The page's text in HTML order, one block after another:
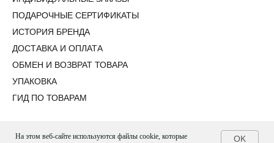
На этом веб-сайте используются файлы cookie, которые OK
ПОДАРОЧНЫЕ СЕРТИФИКАТЫ
ИСТОРИЯ БРЕНДА
ДОСТАВКА И ОПЛАТА
ОБМЕН И ВОЗВРАТ ТОВАРА
УПАКОВКА
ГИД ПО ТОВАРАМ